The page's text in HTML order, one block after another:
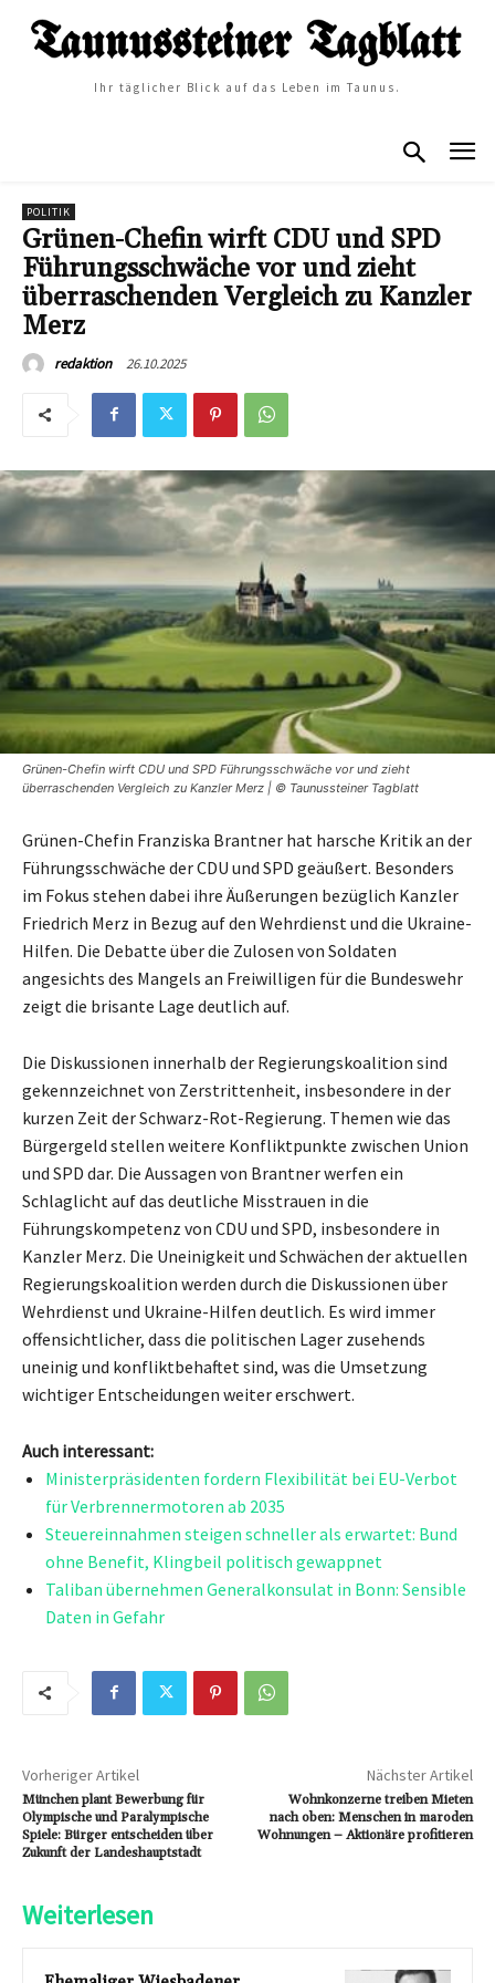
Ihr täglicher Blick auf das Leben im Taunus.
POLITIK
Grünen-Chefin wirft CDU und SPD
Führungsschwäche vor und zieht
überraschenden Vergleich zu Kanzler
Merz
redaktion 26.10.2025
Grünen-Chefin wirft CDU und SPD Führungsschwäche vor und zieht
überraschenden Vergleich zu Kanzler Merz | © Taunussteiner Tagblatt
Grünen-Chefin Franziska Brantner hat harsche Kritik an der
Führungsschwäche der CDU und SPD geäußert. Besonders
im Fokus stehen dabei ihre Äußerungen bezüglich Kanzler
Friedrich Merz in Bezug auf den Wehrdienst und die Ukraine-
Hilfen. Die Debatte über die Zulosen von Soldaten
angesichts des Mangels an Freiwilligen für die Bundeswehr
zeigt die brisante Lage deutlich auf.
Die Diskussionen innerhalb der Regierungskoalition sind
gekennzeichnet von Zerstrittenheit, insbesondere in der
kurzen Zeit der Schwarz-Rot-Regierung. Themen wie das
Bürgergeld stellen weitere Konfliktpunkte zwischen Union
und SPD dar. Die Aussagen von Brantner werfen ein
Schlaglicht auf das deutliche Misstrauen in die
Führungskompetenz von CDU und SPD, insbesondere in
Kanzler Merz. Die Uneinigkeit und Schwächen der aktuellen
Regierungskoalition werden durch die Diskussionen über
Wehrdienst und Ukraine-Hilfen deutlich. Es wird immer
offensichtlicher, dass die politischen Lager zusehends
uneinig und konfliktbehaftet sind, was die Umsetzung
wichtiger Entscheidungen weiter erschwert.
Auch interessant:
Ministerpräsidenten fordern Flexibilität bei EU-Verbot
für Verbrennermotoren ab 2035
Steuereinnahmen steigen schneller als erwartet: Bund
ohne Benefit, Klingbeil politisch gewappnet
Taliban übernehmen Generalkonsulat in Bonn: Sensible
Daten in Gefahr
Vorheriger Artikel
München plant Bewerbung für
Olympische und Paralympische
Spiele: Bürger entscheiden über
Zukunft der Landeshauptstadt
Nächster Artikel
Wohnkonzerne treiben Mieten
nach oben: Menschen in maroden
Wohnungen – Aktionäre profitieren
Weiterlesen